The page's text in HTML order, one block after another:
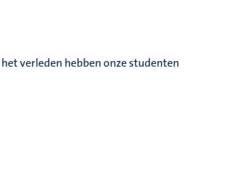
verleden hebben onze studenten